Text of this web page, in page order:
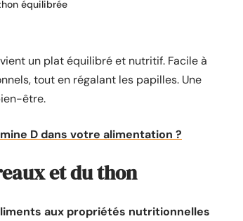
équilibrée
un plat équilibré et nutritif. Facile à
tout en régalant les papilles. Une
être.
D dans votre alimentation ?
et du thon
aux propriétés nutritionnelles